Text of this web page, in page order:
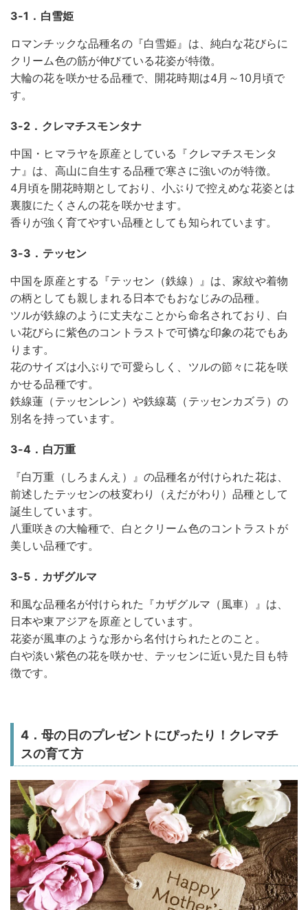
3-1．白雪姫
ロマンチックな品種名の『白雪姫』は、純白な花びらに
クリーム色の筋が伸びている花姿が特徴。
大輪の花を咲かせる品種で、開花時期は4月～10月頃で
す。
3-2．クレマチスモンタナ
中国・ヒマラヤを原産としている『クレマチスモンタ
ナ』は、高山に自生する品種で寒さに強いのが特徴。
4月頃を開花時期としており、小ぶりで控えめな花姿とは
裏腹にたくさんの花を咲かせます。
香りが強く育てやすい品種としても知られています。
3-3．テッセン
中国を原産とする『テッセン（鉄線）』は、家紋や着物
の柄としても親しまれる日本でもおなじみの品種。
ツルが鉄線のように丈夫なことから命名されており、白
い花びらに紫色のコントラストで可憐な印象の花でもあ
ります。
花のサイズは小ぶりで可愛らしく、ツルの節々に花を咲
かせる品種です。
鉄線蓮（テッセンレン）や鉄線葛（テッセンカズラ）の
別名を持っています。
3-4．白万重
『白万重（しろまんえ）』の品種名が付けられた花は、
前述したテッセンの枝変わり（えだがわり）品種として
誕生しています。
八重咲きの大輪種で、白とクリーム色のコントラストが
美しい品種です。
3-5．カザグルマ
和風な品種名が付けられた『カザグルマ（風車）』は、
日本や東アジアを原産としています。
花姿が風車のような形から名付けられたとのこと。
白や淡い紫色の花を咲かせ、テッセンに近い見た目も特
徴です。
4．母の日のプレゼントにぴったり！クレマチ
スの育て方